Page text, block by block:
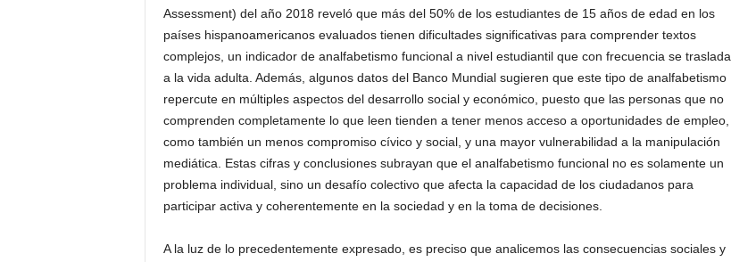
Assessment) del año 2018 reveló que más del 50% de los estudiantes de 15 años de edad en los
países hispanoamericanos evaluados tienen dificultades significativas para comprender textos
complejos, un indicador de analfabetismo funcional a nivel estudiantil que con frecuencia se traslada
a la vida adulta. Además, algunos datos del Banco Mundial sugieren que este tipo de analfabetismo
repercute en múltiples aspectos del desarrollo social y económico, puesto que las personas que no
comprenden completamente lo que leen tienden a tener menos acceso a oportunidades de empleo,
como también un menos compromiso cívico y social, y una mayor vulnerabilidad a la manipulación
mediática. Estas cifras y conclusiones subrayan que el analfabetismo funcional no es solamente un
problema individual, sino un desafío colectivo que afecta la capacidad de los ciudadanos para
participar activa y coherentemente en la sociedad y en la toma de decisiones.
A la luz de lo precedentemente expresado, es preciso que analicemos las consecuencias sociales y